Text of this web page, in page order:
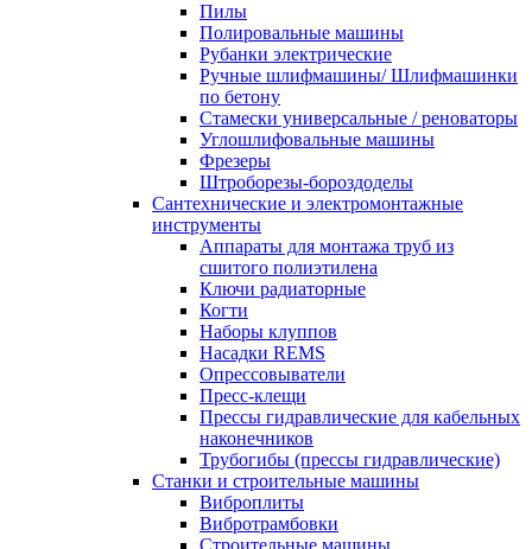
Пилы
Полировальные машины
Рубанки электрические
Ручные шлифмашины/ Шлифмашинки
по бетону
Стамески универсальные / реноваторы
Углошлифовальные машины
Фрезеры
Штроборезы-бороздоделы
Сантехнические и электромонтажные
инструменты
Аппараты для монтажа труб из
сшитого полиэтилена
Ключи радиаторные
Когти
Наборы клуппов
Насадки REMS
Опрессовыватели
Пресс-клещи
Прессы гидравлические для кабельных
наконечников
Трубогибы (прессы гидравлические)
Станки и строительные машины
Виброплиты
Вибротрамбовки
Строительные машины